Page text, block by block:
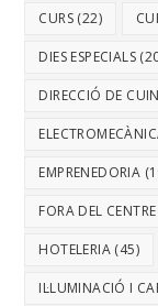
CURS (22)
DIES ESPECIALS
DIRECCIÓ DE
EMPRENEDORIA
FORA DEL CENTRE
HOTELERIA (45)
IL·LUMINACIÓ I